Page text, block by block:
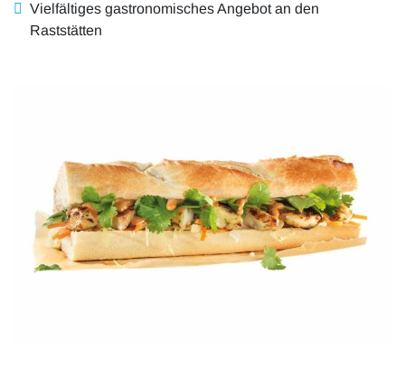
Vielfältiges gastronomisches Angebot an den
Raststätten